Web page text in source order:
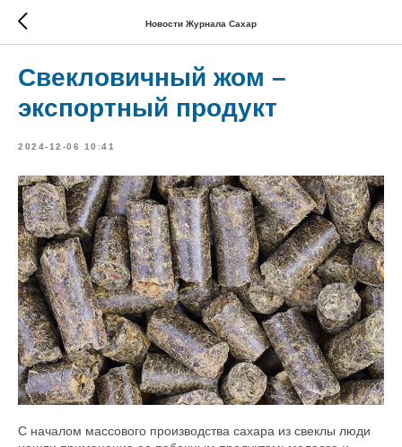
Новости Журнала Сахар
Свекловичный жом –
экспортный продукт
2024-12-06 10:41
С началом массового производства сахара из свеклы люди